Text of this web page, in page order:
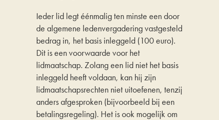
Ieder lid legt éénmalig ten minste een door
de algemene ledenvergadering vastgesteld
bedrag in, het basis inleggeld (100 euro).
Dit is een voorwaarde voor het
lidmaatschap. Zolang een lid niet het basis
inleggeld heeft voldaan, kan hij zijn
lidmaatschapsrechten niet uitoefenen, tenzij
anders afgesproken (bijvoorbeeld bij een
betalingsregeling). Het is ook mogelijk om